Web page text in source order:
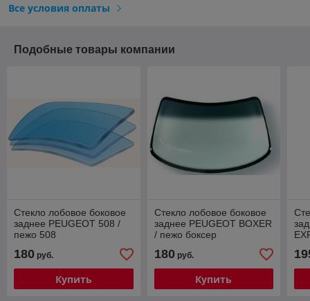
Все условия оплаты
Подобные товары компании
Стекло лобовое боковое
заднее PEUGEOT 508 /
пежо 508
180 руб.
Купить
Стекло лобовое боковое
заднее PEUGEOT BOXER
/ пежо боксер
180руб.
Купить